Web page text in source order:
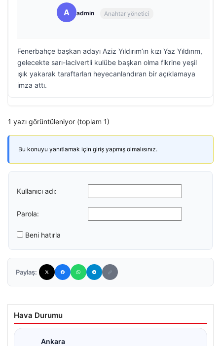
A admin Anahtar yönetici
Fenerbahçe başkan adayı Aziz Yıldırım’ın kızı Yaz Yıldırım,
gelecekte sarı-lacivertli kulübe başkan olma fikrine yeşil
ışık yakarak taraftarları heyecanlandıran bir açıklamaya
imza attı.
1 yazı görüntüleniyor (toplam 1)
Bu konuyu yanıtlamak için giriş yapmış olmalısınız.
Kullanıcı adı:
Parola:
Beni hatırla
Paylaş:
Hava Durumu
Ankara